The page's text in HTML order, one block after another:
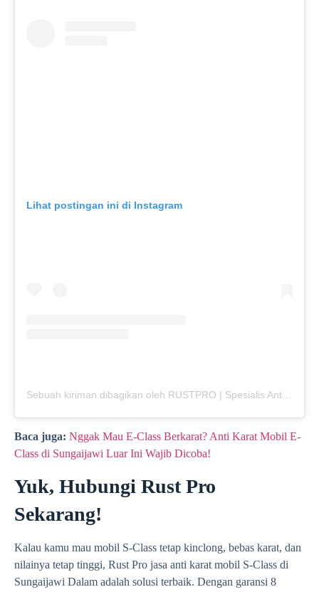
Lihat postingan ini di Instagram
Sebuah kiriman dibagikan oleh RUSTPRO | Spesialis Anti Karat Mobil (@rustpro_indonesia)
Baca juga: Nggak Mau E-Class Berkarat? Anti Karat Mobil E-
Class di Sungaijawi Luar Ini Wajib Dicoba!
Yuk, Hubungi Rust Pro
Sekarang!
Kalau kamu mau mobil S-Class tetap kinclong, bebas karat, dan
nilainya tetap tinggi, Rust Pro jasa anti karat mobil S-Class di
Sungaijawi Dalam adalah solusi terbaik. Dengan garansi 8